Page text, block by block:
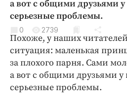
Криминал
Культура
Недвижимость и ЖКХ
Образование
Общество
Погода
Праздники
а вот с общими друзьями
серьезные проблемы.
0 2739
Похоже, у наших
ситуация: маленькая
за плохого парня. Сами
а вот с общими друзьями у
серьезные проблемы.